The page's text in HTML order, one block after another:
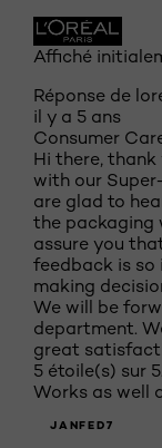
Affiché
Réponse de
il y a 5 ans
Consumer
Hi there,
with our
are glad to
the packaging
assure you
feedback is so
making
We will be
department.
great
5 étoile(s) sur 5.
Works as well
JANFED7